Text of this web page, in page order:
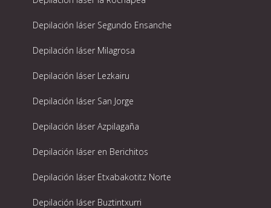
Depilación láser Segundo Ensanche
Depilación láser Milagrosa
Depilación láser Lezkairu
Depilación láser San Jorge
Depilación láser Azpilagaña
Depilación láser en Berichitos
Depilación láser Etxabakotitz Norte
Depilación láser Buztintxurri